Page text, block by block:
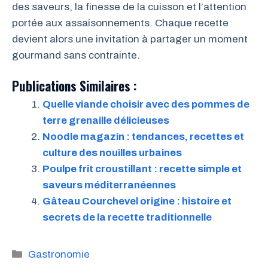
des saveurs, la finesse de la cuisson et l’attention
portée aux assaisonnements. Chaque recette
devient alors une invitation à partager un moment
gourmand sans contrainte.
Publications Similaires :
Quelle viande choisir avec des pommes de
terre grenaille délicieuses
Noodle magazin : tendances, recettes et
culture des nouilles urbaines
Poulpe frit croustillant : recette simple et
saveurs méditerranéennes
Gâteau Courchevel origine : histoire et
secrets de la recette traditionnelle
Catégories
Gastronomie